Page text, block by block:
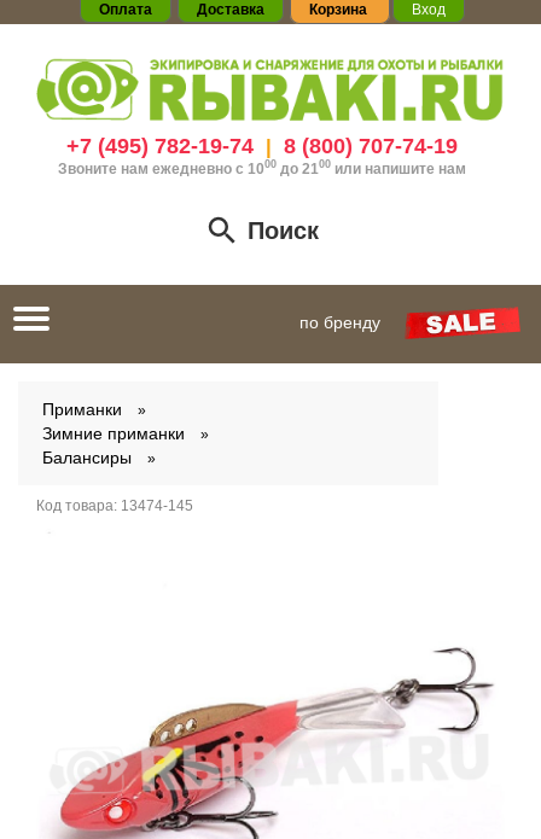
Оплата Доставка Корзина Вход
+7 (495) 782-19-74| 8 (800) 707-74-19
Звоните нам ежедневно с 1000до 21 00 или напишите нам
Поиск
Toggle
navigation
по бренду
Приманки
Зимние приманки
Балансиры
Код товара: 13474-145